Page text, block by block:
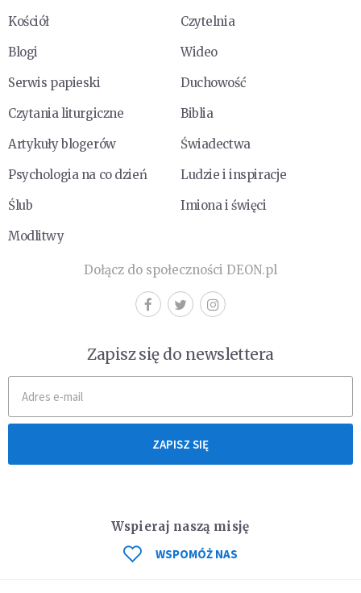
Kościół
Czytelnia
Blogi
Wideo
Serwis papieski
Duchowość
Czytania liturgiczne
Biblia
Artykuły blogerów
Świadectwa
Psychologia na co dzień
Ludzie i inspiracje
Ślub
Imiona i święci
Modlitwy
Dołącz do społeczności DEON.pl
Zapisz się do newslettera
ZAPISZ SIĘ
Wspieraj naszą misję
WSPOMÓŻ NAS